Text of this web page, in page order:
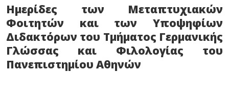
Ημερίδες των Μεταπτυχιακών
Φοιτητών και των Υποψηφίων
Διδακτόρων του Τμήματος Γερμανικής
Γλώσσας και Φιλολογίας του
Πανεπιστημίου Αθηνών